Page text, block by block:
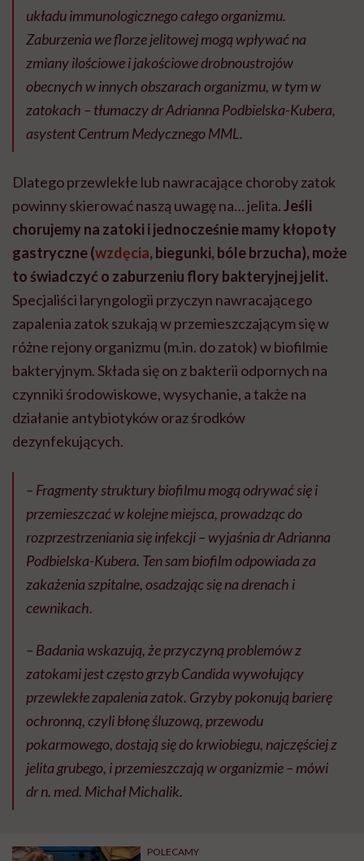
układu immunologicznego całego organizmu.
Zaburzenia we florze jelitowej mogą wpływać na
zmiany ilościowe i jakościowe drobnoustrojów
obecnych w innych obszarach organizmu, w tym w
zatokach – tłumaczy dr Adrianna Podbielska-Kubera,
asystent Centrum Medycznego MML.
Dlatego przewlekłe lub nawracające choroby zatok
powinny skierować naszą uwagę na… jelita.Jeśli
chorujemy na zatoki i jednocześnie mamy kłopoty
gastryczne (wzdęcia, biegunki, bóle brzucha), może
to świadczyć o zaburzeniu flory bakteryjnej jelit.
Specjaliści laryngologii przyczyn nawracającego
zapalenia zatok szukają w przemieszczającym się w
różne rejony organizmu (m.in. do zatok) w biofilmie
bakteryjnym. Składa się on z bakterii odpornych na
czynniki środowiskowe, wysychanie, a także na
działanie antybiotyków oraz środków
dezynfekujących.
– Fragmenty struktury biofilmu mogą odrywać się i
przemieszczać w kolejne miejsca, prowadząc do
rozprzestrzeniania się infekcji – wyjaśnia dr Adrianna
Podbielska-Kubera. Ten sam biofilm odpowiada za
zakażenia szpitalne, osadzając się na drenach i
cewnikach.
– Badania wskazują, że przyczyną problemów z
zatokami jest często grzybCandida wywołujący
przewlekłe zapalenia zatok. Grzyby pokonują barierę
ochronną, czyli błonę śluzową, przewodu
pokarmowego, dostają się do krwiobiegu, najczęściej z
jelita grubego, i przemieszczają w organizmie – mówi
dr n. med. Michał Michalik.
POLECAMY